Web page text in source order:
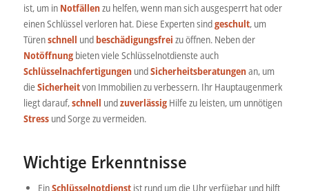
ist, um in Notfällenzu helfen, wenn man sich ausgesperrt hat oder
einen Schlüssel verloren hat. Diese Experten sindgeschult, um
Türenschnell und beschädigungsfrei zu öffnen. Neben der
Notöffnungbieten viele Schlüsselnotdienste auch
SchlüsselnachfertigungenundSicherheitsberatungenan, um
dieSicherheitvon Immobilien zu verbessern. Ihr Hauptaugenmerk
liegt darauf,schnell undzuverlässigHilfe zu leisten, um unnötigen
Stressund Sorge zu vermeiden.
Wichtige Erkenntnisse
EinSchlüsselnotdienstist rund um die Uhr verfügbar und hilft